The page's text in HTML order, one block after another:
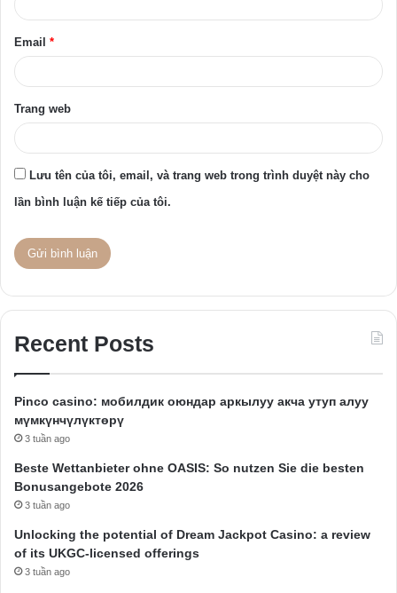
Email *
Trang web
Lưu tên của tôi, email, và trang web trong trình duyệt này cho
lần bình luận kế tiếp của tôi.
Recent Posts
Pinco casino: мобилдик оюндар аркылуу акча утуп алуу
мүмкүнчүлүктөрү
3 tuần ago
Beste Wettanbieter ohne OASIS: So nutzen Sie die besten
Bonusangebote 2026
3 tuần ago
Unlocking the potential of Dream Jackpot Casino: a review
of its UKGC-licensed offerings
3 tuần ago